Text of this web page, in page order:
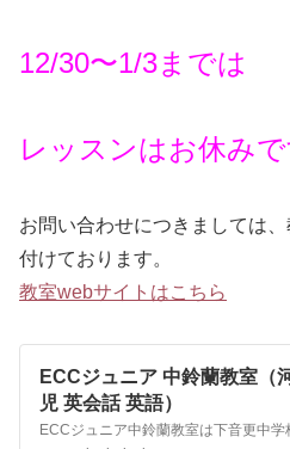
12/30〜1/3までは
レッスンはお休みで
お問い合わせにつきましては
付けております。
教室webサイトはこちら
ECCジュニア 中鈴蘭教室（
児 英会話 英語）